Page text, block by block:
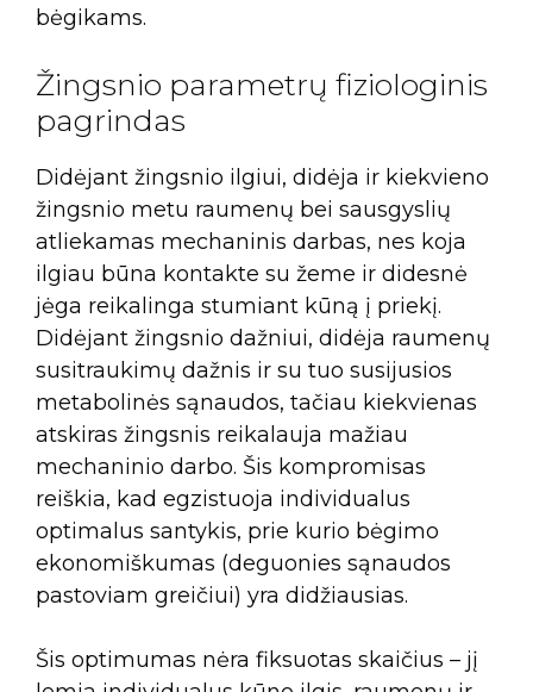
bėgikams.
Žingsnio parametrų fiziologinis
pagrindas
Didėjant žingsnio ilgiui, didėja ir kiekvieno
žingsnio metu raumenų bei sausgyslių
atliekamas mechaninis darbas, nes koja
ilgiau būna kontakte su žeme ir didesnė
jėga reikalinga stumiant kūną į priekį.
Didėjant žingsnio dažniui, didėja raumenų
susitraukimų dažnis ir su tuo susijusios
metabolinės sąnaudos, tačiau kiekvienas
atskiras žingsnis reikalauja mažiau
mechaninio darbo. Šis kompromisas
reiškia, kad egzistuoja individualus
optimalus santykis, prie kurio bėgimo
ekonomiškumas (deguonies sąnaudos
pastoviam greičiui) yra didžiausias.
Šis optimumas nėra fiksuotas skaičius – jį